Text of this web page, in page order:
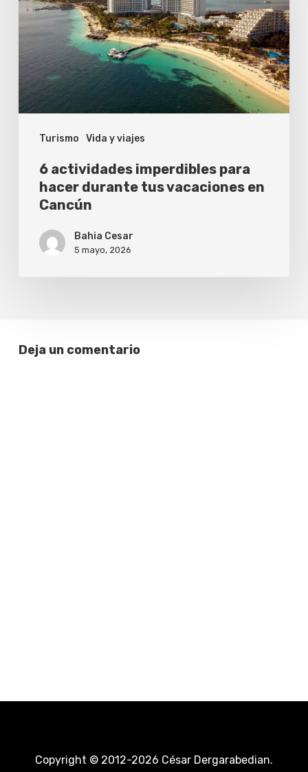
Turismo Vida y viajes
para
hacer
durante
tus
vacaciones
en
Cancún
6 actividades imperdibles para
hacer durante tus vacaciones en
Cancún
Bahia Cesar
5 mayo, 2026
Deja un comentario
Copyright © 2012-2026 César Dergarabedian.